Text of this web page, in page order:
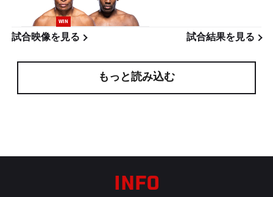
WIN
試合映像を見る 試合結果を見る
もっと読み込む
INFO